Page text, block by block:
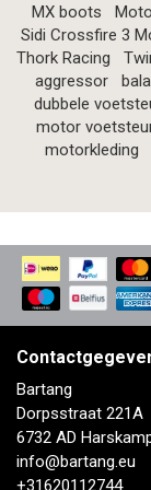
MX boots
Sidi Crossfire 3
Thork Racing
aggressor
dubbele
motor
motorkleding
Bartang
Dorpsstraat 221A
6732 AD
info@bartang.eu
+31620112744